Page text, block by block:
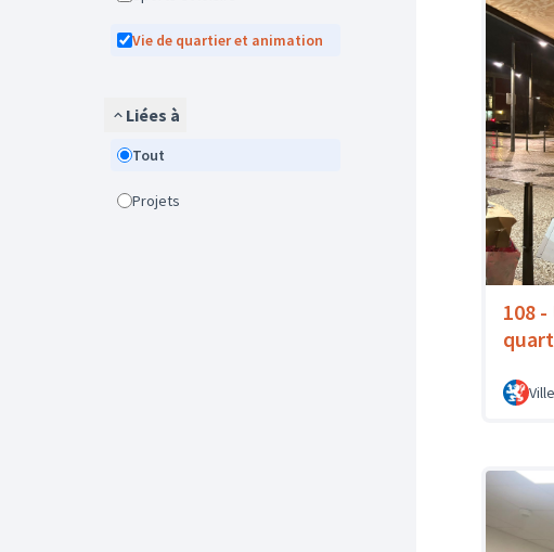
Vie de quartier et animation
Liées à
Tout
Projets
108